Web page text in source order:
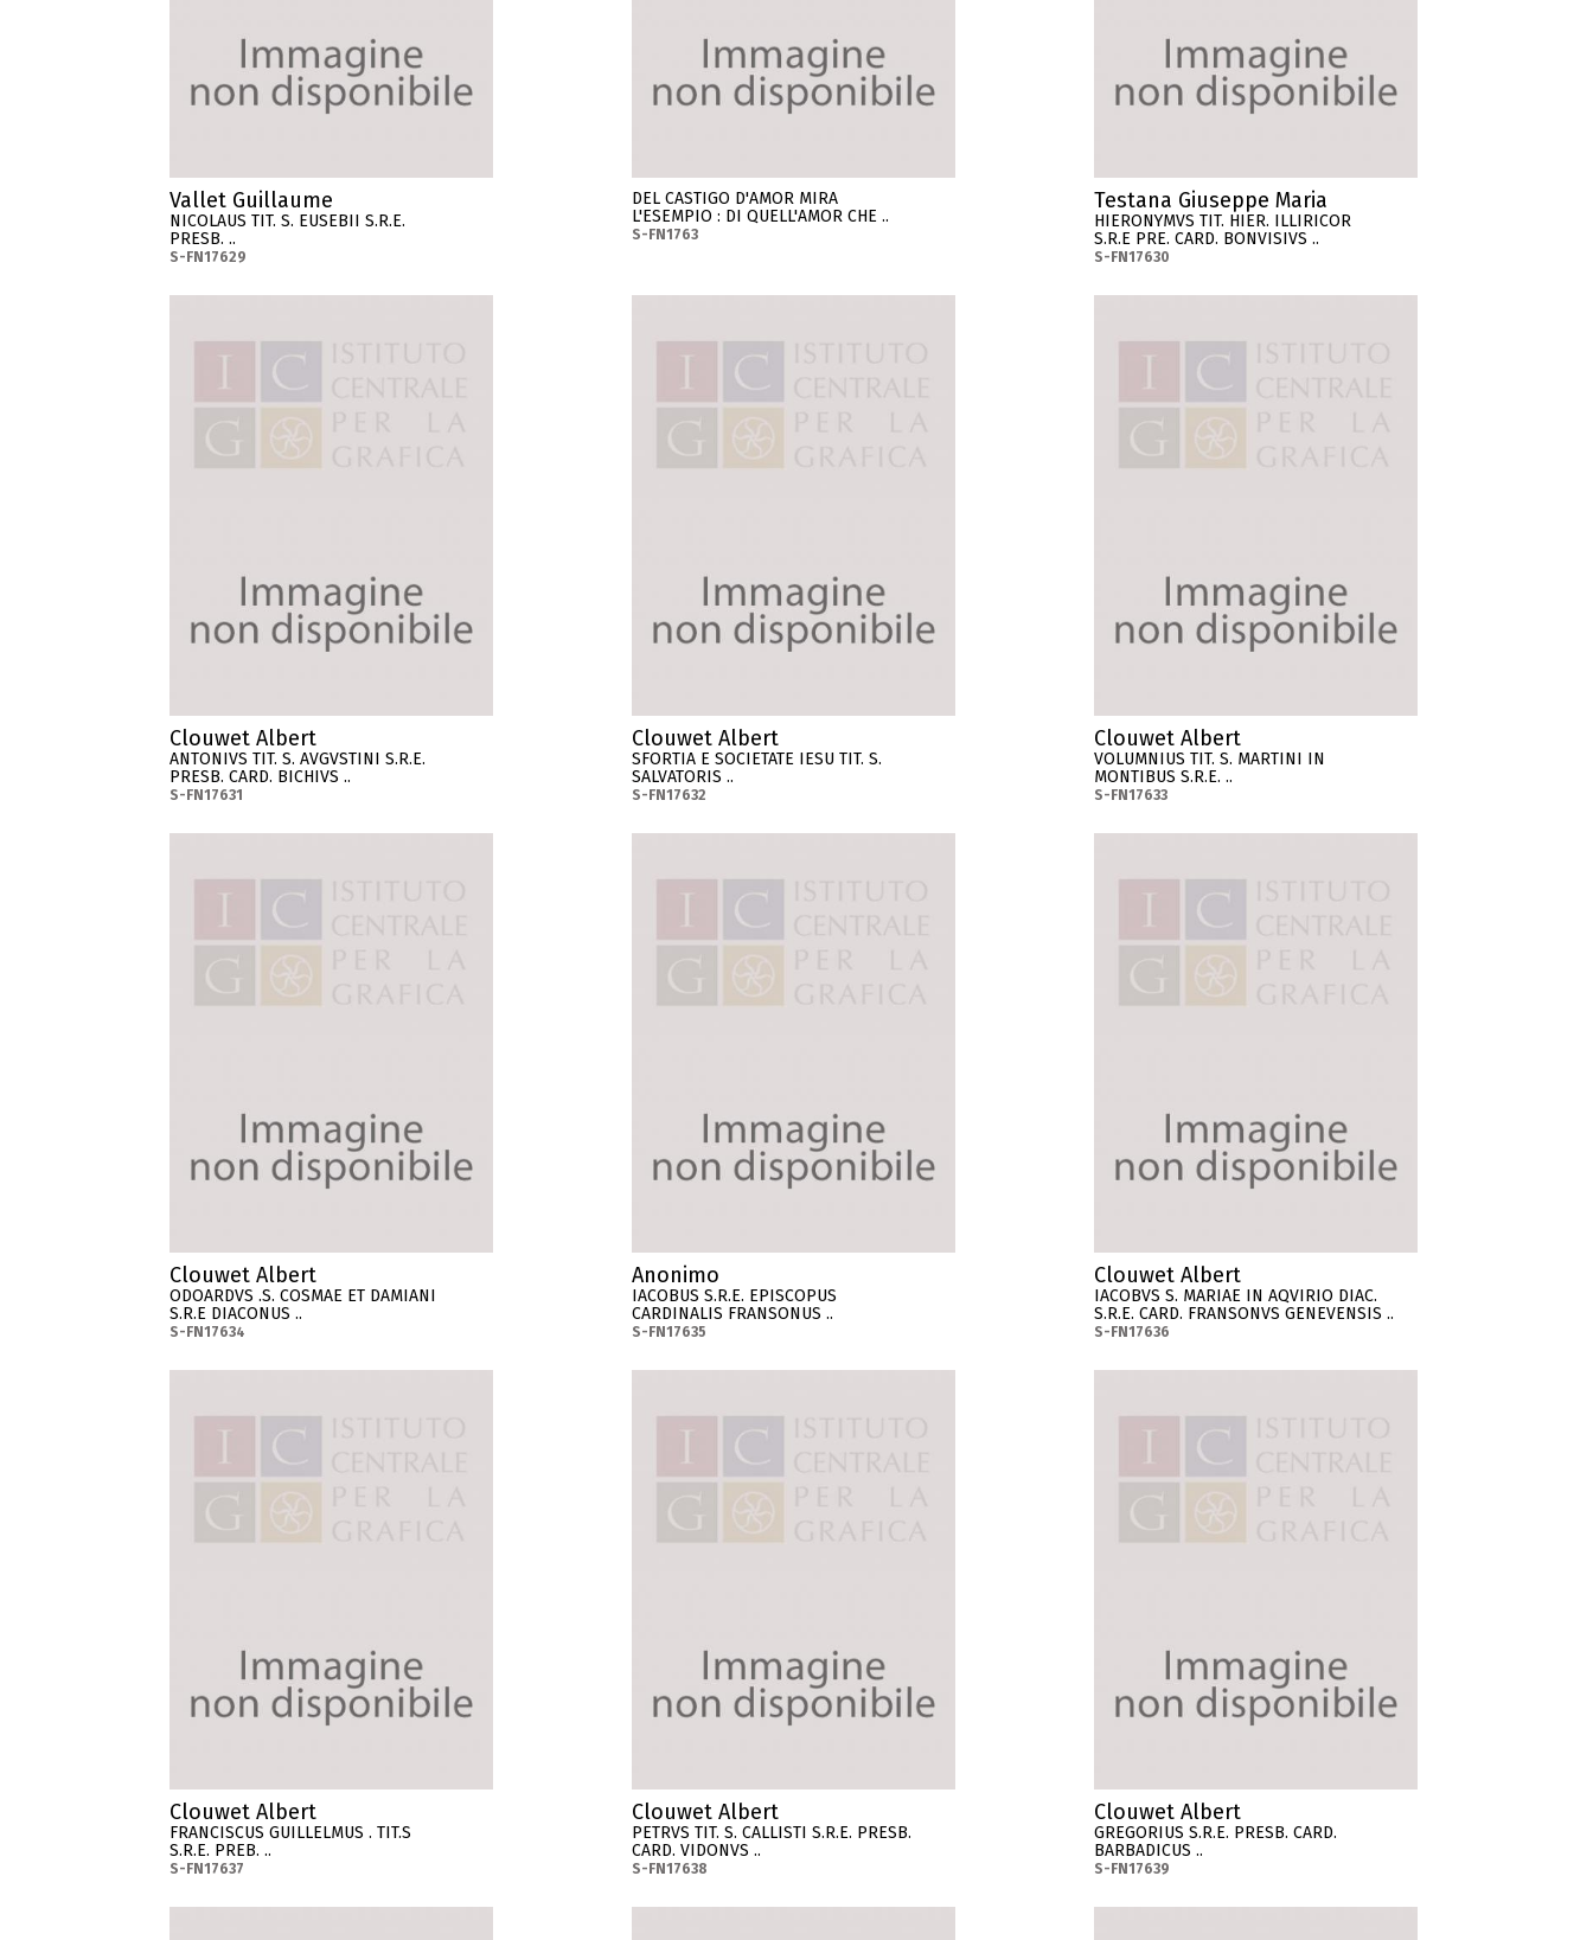
Vallet Guillaume
NICOLAUS TIT. S. EUSEBII S.R.E.
PRESB. ..
S-FN17629
DEL CASTIGO D'AMOR MIRA
L'ESEMPIO : DI QUELL'AMOR CHE ..
S-FN1763
Testana Giuseppe Maria
HIERONYMVS TIT. HIER. ILLIRICOR
S.R.E PRE. CARD. BONVISIVS ..
S-FN17630
Clouwet Albert
ANTONIVS TIT. S. AVGVSTINI S.R.E.
PRESB. CARD. BICHIVS ..
S-FN17631
Clouwet Albert
SFORTIA E SOCIETATE IESU TIT. S.
SALVATORIS ..
S-FN17632
Clouwet Albert
VOLUMNIUS TIT. S. MARTINI IN
MONTIBUS S.R.E. ..
S-FN17633
Clouwet Albert
ODOARDVS .S. COSMAE ET DAMIANI
S.R.E DIACONUS ..
S-FN17634
Anonimo
IACOBUS S.R.E. EPISCOPUS
CARDINALIS FRANSONUS ..
S-FN17635
Clouwet Albert
IACOBVS S. MARIAE IN AQVIRIO DIAC.
S.R.E. CARD. FRANSONVS GENEVENSIS ..
S-FN17636
Clouwet Albert
FRANCISCUS GUILLELMUS . TIT.S
S.R.E. PREB. ..
S-FN17637
Clouwet Albert
PETRVS TIT. S. CALLISTI S.R.E. PRESB.
CARD. VIDONVS ..
S-FN17638
Clouwet Albert
GREGORIUS S.R.E. PRESB. CARD.
BARBADICUS ..
S-FN17639